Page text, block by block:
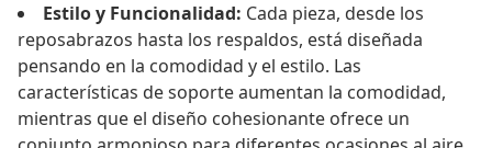
Estilo y Funcionalidad: Cada pieza, desde los
reposabrazos hasta los respaldos, está diseñada
pensando en la comodidad y el estilo. Las
características de soporte aumentan la comodidad,
mientras que el diseño cohesionante ofrece un